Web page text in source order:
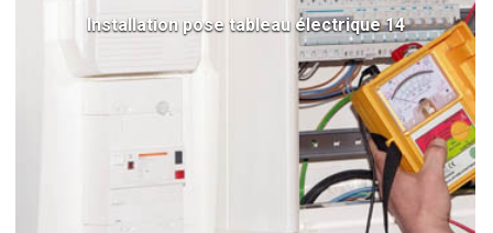
Installation pose tableau électrique 14